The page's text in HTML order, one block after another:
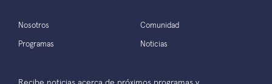
Nosotros
Programas
Comunidad
Noticias